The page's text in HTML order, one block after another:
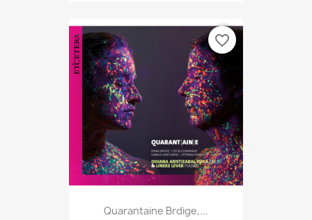
Quarantaine Brdige,...
favorite_border